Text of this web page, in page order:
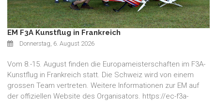
EM F3A Kunstflug in Frankreich
Donnerstag, 6. August 2026
Vom 8.-15. August finden die Europameisterschaften im F3A-
Kunstflug in Frankreich statt. Die Schweiz wird von einem
grossen Team vertreten. Weitere Informationen zur EM auf
der offiziellen Website des Organisators. https://ec-f3a-